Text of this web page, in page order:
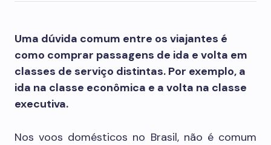
Uma dúvida comum entre os viajantes é
como comprar passagens de ida e volta em
classes de serviço distintas. Por exemplo, a
ida na classe econômica e a volta na classe
executiva.
Nos voos domésticos no Brasil, não é comum